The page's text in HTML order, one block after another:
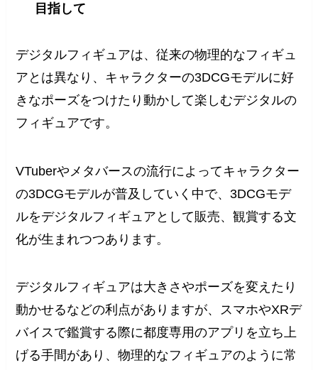
目指して
デジタルフィギュアは、従来の物理的なフィギュ
アとは異なり、キャラクターの3DCGモデルに好
きなポーズをつけたり動かして楽しむデジタルの
フィギュアです。
VTuberやメタバースの流行によってキャラクター
の3DCGモデルが普及していく中で、3DCGモデ
ルをデジタルフィギュアとして販売、観賞する文
化が生まれつつあります。
デジタルフィギュアは大きさやポーズを変えたり
動かせるなどの利点がありますが、スマホやXRデ
バイスで鑑賞する際に都度専用のアプリを立ち上
げる手間があり、物理的なフィギュアのように常